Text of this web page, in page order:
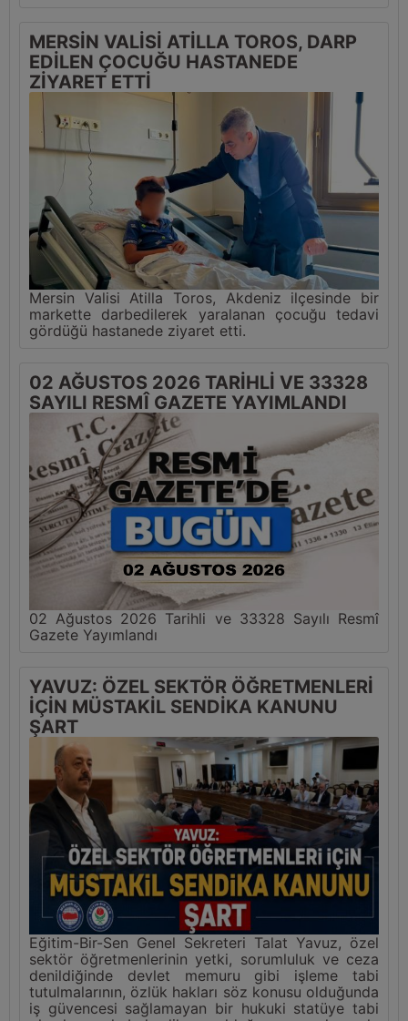
MERSİN VALİSİ ATİLLA TOROS, DARP
EDİLEN ÇOCUĞU HASTANEDE
ZİYARET ETTİ
Mersin Valisi Atilla Toros, Akdeniz ilçesinde bir
markette darbedilerek yaralanan çocuğu tedavi
gördüğü hastanede ziyaret etti.
02 AĞUSTOS 2026 TARİHLİ VE 33328
SAYILI RESMÎ GAZETE YAYIMLANDI
02 Ağustos 2026 Tarihli ve 33328 Sayılı Resmî
Gazete Yayımlandı
YAVUZ: ÖZEL SEKTÖR ÖĞRETMENLERİ
İÇİN MÜSTAKİL SENDİKA KANUNU
ŞART
Eğitim-Bir-Sen Genel Sekreteri Talat Yavuz, özel
sektör öğretmenlerinin yetki, sorumluluk ve ceza
denildiğinde devlet memuru gibi işleme tabi
tutulmalarının, özlük hakları söz konusu olduğunda
iş güvencesi sağlamayan bir hukuki statüye tabi